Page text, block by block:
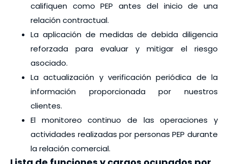
califiquen como PEP antes del inicio de una
relación contractual.
La aplicación de medidas de debida diligencia
reforzada para evaluar y mitigar el riesgo
asociado.
La actualización y verificación periódica de la
información proporcionada por nuestros
clientes.
El monitoreo continuo de las operaciones y
actividades realizadas por personas PEP durante
la relación comercial.